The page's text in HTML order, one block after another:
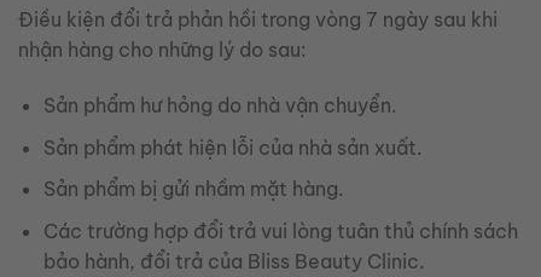
Điều kiện đổi trả phản hồi trong vòng 7 ngày sau khi
nhận hàng cho những lý do sau:
Sản phẩm hư hỏng do nhà vận chuyển.
Sản phẩm phát hiện lỗi của nhà sản xuất.
Sản phẩm bị gửi nhầm mặt hàng.
Các trường hợp đổi trả vui lòng tuân thủ chính sách
bảo hành, đổi trả của Bliss Beauty Clinic.